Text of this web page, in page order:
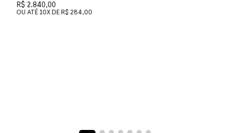
R$ 2.840,00
OU ATÉ 10X DE R$ 284,00